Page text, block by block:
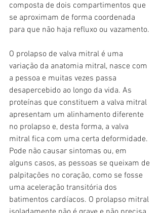
composta de dois compartimentos que
se aproximam de forma coordenada
para que não haja refluxo ou vazamento.
O prolapso de valva mitral é uma
variação da anatomia mitral, nasce com
a pessoa e muitas vezes passa
desapercebido ao longo da vida. As
proteínas que constituem a valva mitral
apresentam um alinhamento diferente
no prolapso e, desta forma, a valva
mitral fica com uma certa deformidade.
Pode não causar sintomas ou, em
alguns casos, as pessoas se queixam de
palpitações no coração, como se fosse
uma aceleração transitória dos
batimentos cardíacos. O prolapso mitral